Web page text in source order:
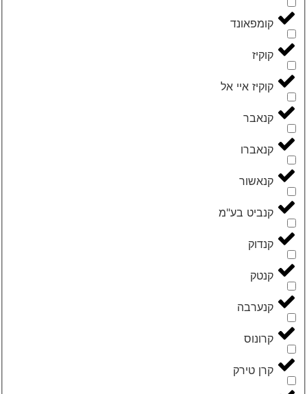
‮קומפאונד‬
‮קוקיז‬
‮קוקיז איי אל‬
‮קנאבר‬
‮קנאברו‬
‮קנאשור‬
‮קנביט בע"מ‬
‮קנדוק‬
‮קנטק‬
‮קנערבה‬
‮קרונוס‬
‮קרן טירק‬